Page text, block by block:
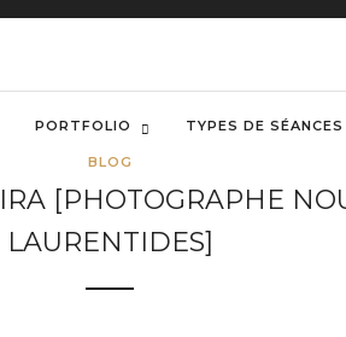
PORTFOLIO TYPES DE SÉANCES
BLOG
[PHOTOGRAPHE
LAURENTIDES]